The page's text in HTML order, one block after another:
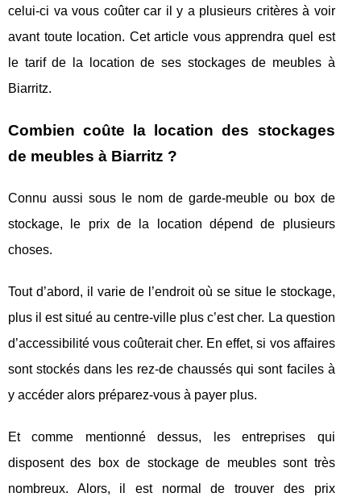
celui-ci va vous coûter car il y a plusieurs critères à voir
avant toute location. Cet article vous apprendra quel est
le tarif de la location de ses stockages de meubles à
Biarritz.
Combien coûte la location des stockages
de meubles à Biarritz ?
Connu aussi sous le nom de garde-meuble ou box de
stockage, le prix de la location dépend de plusieurs
choses.
Tout d’abord, il varie de l’endroit où se situe le stockage,
plus il est situé au centre-ville plus c’est cher. La question
d’accessibilité vous coûterait cher. En effet, si vos affaires
sont stockés dans les rez-de chaussés qui sont faciles à
y accéder alors préparez-vous à payer plus.
Et comme mentionné dessus, les entreprises qui
disposent des box de stockage de meubles sont très
nombreux. Alors, il est normal de trouver des prix